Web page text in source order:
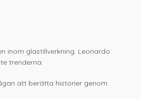
inom glastillverkning. Leonardo
trenderna.
att berätta historier genom